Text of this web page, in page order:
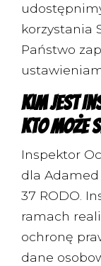
korzystania
Państwo
Kim jest
kto może
Inspektor
dla Adamed
37 RODO.
ramach
ochronę
dane